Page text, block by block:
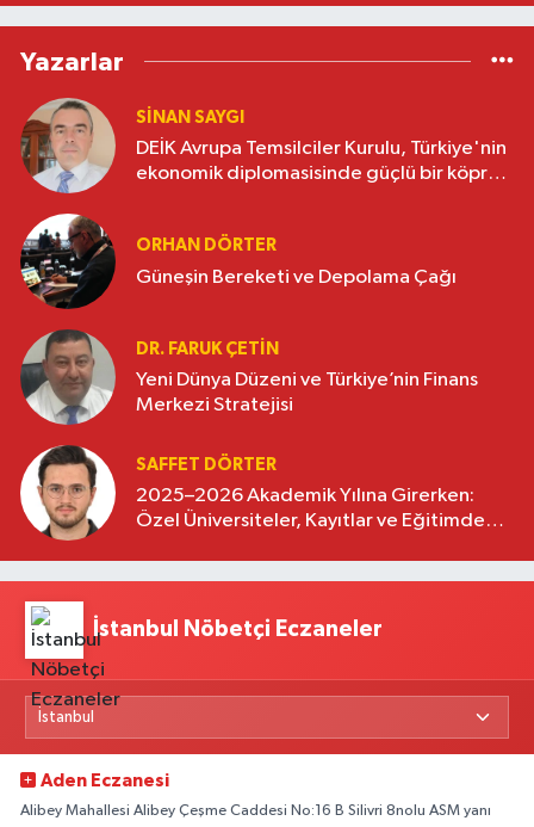
Yazarlar
SINAN SAYGI
DEİK Avrupa Temsilciler Kurulu, Türkiye'nin
ekonomik diplomasisinde güçlü bir köprü
ORHAN DÖRTER
Güneşin Bereketi ve Depolama Çağı
DR. FARUK ÇETİN
Yeni Dünya Düzeni ve Türkiye’nin Finans
Merkezi Stratejisi
SAFFET DÖRTER
2025–2026 Akademik Yılına Girerken:
Özel Üniversiteler, Kayıtlar ve Eğitimde
İstanbul Nöbetçi Eczaneler
Aden Eczanesi
Alibey Mahallesi Alibey Çeşme Caddesi No:16 B Silivri 8nolu ASM yanı